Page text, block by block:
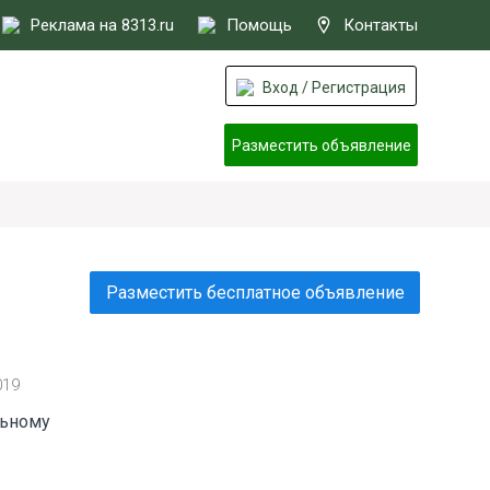
Реклама на 8313.ru Помощь Контакты
Вход / Регистрация
Разместить объявление
Разместить бесплатное объявление